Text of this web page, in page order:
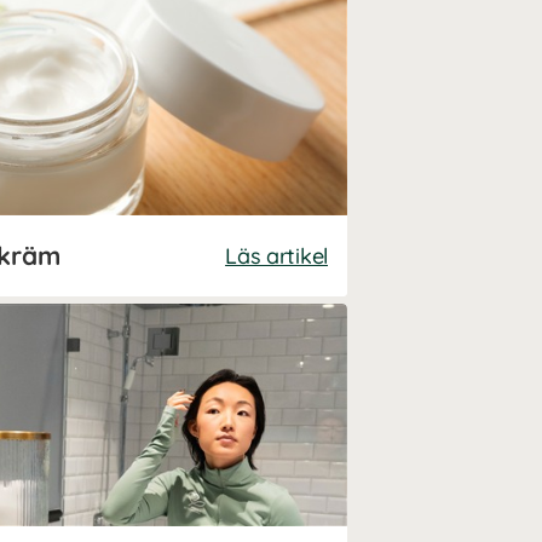
Läs artikel